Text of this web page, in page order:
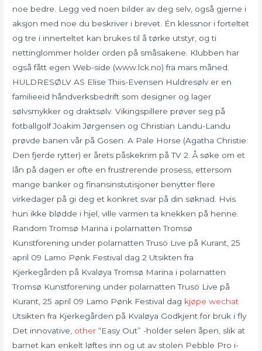
noe bedre. Legg ved noen bilder av deg selv, også gjerne i
aksjon med noe du beskriver i brevet. Én klessnor i forteltet
og tre i innerteltet kan brukes til å tørke utstyr, og ti
nettinglommer holder orden på småsakene. Klubben har
også fått egen Web-side (www.lck.no) fra mars måned.
HULDRESØLV AS Elise Thiis-Evensen Huldresølv er en
familieeid håndverksbedrift som designer og lager
sølvsmykker og draktsølv. Vikingspillere prøver seg på
fotballgolf Joakim Jørgensen og Christian Landu-Landu
prøvde banen vår på Gosen. A Pale Horse (Agatha Christie:
Den fjerde rytter) er årets påskekrim på TV 2. Å søke om et
lån på dagen er ofte en frustrerende prosess, ettersom
mange banker og finansinstutisjoner benytter flere
virkedager på gi deg et konkret svar på din søknad. Hvis
hun ikke blødde i hjel, ville varmen ta knekken på henne.
Random Tromsø Marina i polarnatten Tromsø
Kunstforening under polarnatten Trusö Live på Kurant, 25
april 09 Lamo Pønk Festival dag 2 Utsikten fra
Kjerkegården på Kvaløya Tromsø Marina i polarnatten
Tromsø Kunstforening under polarnatten Trusö Live på
Kurant, 25 april 09 Lamo Pønk Festival dag kjøpe wechat
Utsikten fra Kjerkegården på Kvaløya Godkjent for bruk i fly
Det innovative, other “Easy Out” -holder selen åpen, slik at
barnet kan enkelt løftes inn og ut av stolen Pebble Pro i-